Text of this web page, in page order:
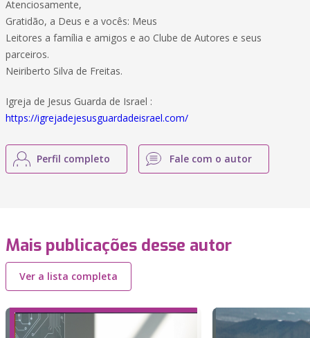
Atenciosamente,
Gratidão, a Deus e a vocês: Meus
Leitores a família e amigos e ao Clube de Autores e seus
parceiros.
Neiriberto Silva de Freitas.
Igreja de Jesus Guarda de Israel :
https://igrejadejesusguardadeisrael.com/
Perfil completo Fale com o autor
Mais publicações desse autor
Ver a lista completa